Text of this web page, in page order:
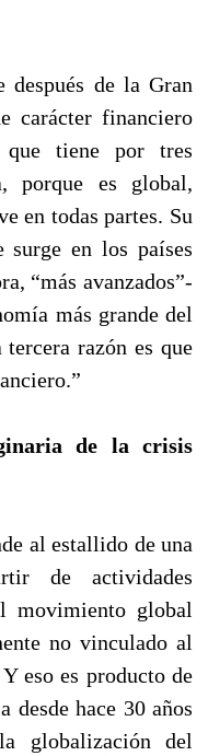
después de la Gran
carácter financiero
tiene por tres
porque es global,
en todas partes. Su
surge en los países
“más avanzados”-
más grande del
razón es que
de la crisis
al estallido de una
de actividades
movimiento global
no vinculado al
eso es producto de
desde hace 30 años
globalización del